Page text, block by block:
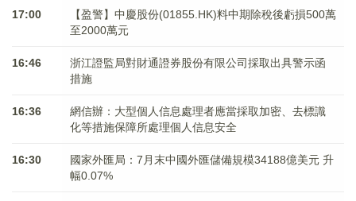
17:00
【盈警】中慶股份(01855.HK)料中期除稅後虧損500萬
至2000萬元
16:46
浙江證監局對財通證券股份有限公司採取出具警示函
措施
16:36
網信辦：大型個人信息處理者應當採取加密、去標識
化等措施保障所處理個人信息安全
16:30
國家外匯局：7月末中國外匯儲備規模34188億美元 升
幅0.07%